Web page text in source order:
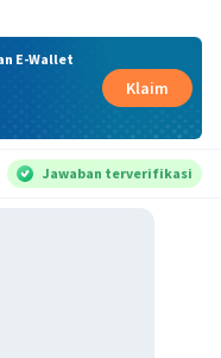
E-Wallet
Klaim
Jawaban terverifikasi